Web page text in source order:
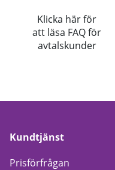
Klicka här för
att läsa FAQ för
avtalskunder
Kundtjänst
Prisförfrågan